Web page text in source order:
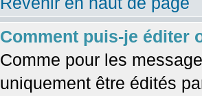
Comment puis-je éditer
Comme pour les
uniquement être édités